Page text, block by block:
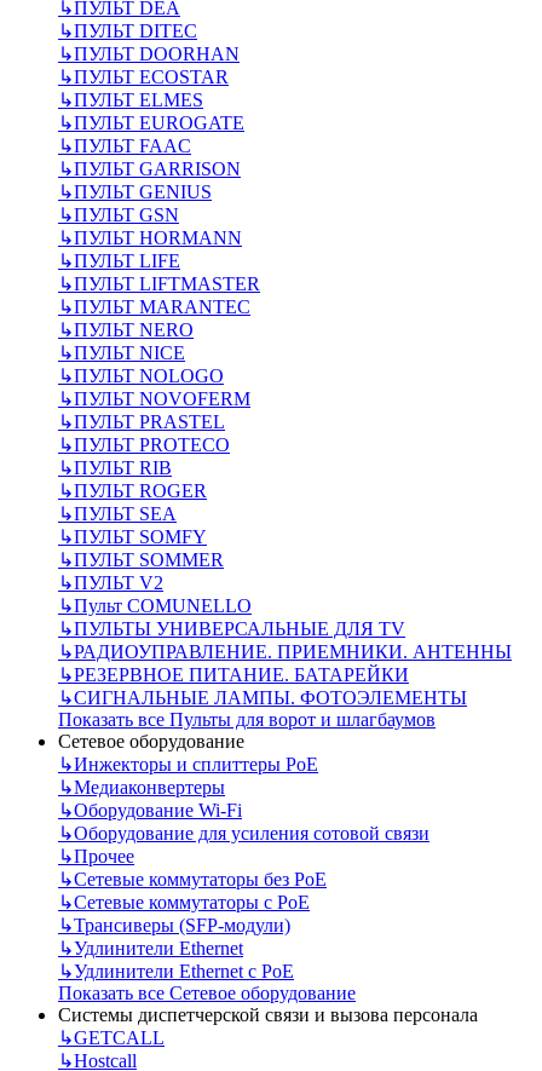
↳ПУЛЬТ DEA
↳ПУЛЬТ DITEC
↳ПУЛЬТ DOORHAN
↳ПУЛЬТ ECOSTAR
↳ПУЛЬТ ELMES
↳ПУЛЬТ EUROGATE
↳ПУЛЬТ FAAC
↳ПУЛЬТ GARRISON
↳ПУЛЬТ GENIUS
↳ПУЛЬТ GSN
↳ПУЛЬТ HORMANN
↳ПУЛЬТ LIFE
↳ПУЛЬТ LIFTMASTER
↳ПУЛЬТ MARANTEC
↳ПУЛЬТ NERO
↳ПУЛЬТ NICE
↳ПУЛЬТ NOLOGO
↳ПУЛЬТ NOVOFERM
↳ПУЛЬТ PRASTEL
↳ПУЛЬТ PROTECO
↳ПУЛЬТ RIB
↳ПУЛЬТ ROGER
↳ПУЛЬТ SEA
↳ПУЛЬТ SOMFY
↳ПУЛЬТ SOMMER
↳ПУЛЬТ V2
↳Пульт СOMUNELLO
↳ПУЛЬТЫ УНИВЕРСАЛЬНЫЕ ДЛЯ TV
↳РАДИОУПРАВЛЕНИЕ. ПРИЕМНИКИ. АНТЕННЫ
↳РЕЗЕРВНОЕ ПИТАНИЕ. БАТАРЕЙКИ
↳СИГНАЛЬНЫЕ ЛАМПЫ. ФОТОЭЛЕМЕНТЫ
Показать все Пульты для ворот и шлагбаумов
Сетевое оборудование
↳Инжекторы и сплиттеры РоЕ
↳Медиаконвертеры
↳Оборудование Wi-Fi
↳Оборудование для усиления сотовой связи
↳Прочее
↳Сетевые коммутаторы без РоЕ
↳Сетевые коммутаторы с РоЕ
↳Трансиверы (SFP-модули)
↳Удлинители Ethernet
↳Удлинители Ethernet с PoE
Показать все Сетевое оборудование
Системы диспетчерской связи и вызова персонала
↳GETCALL
↳Hostcall